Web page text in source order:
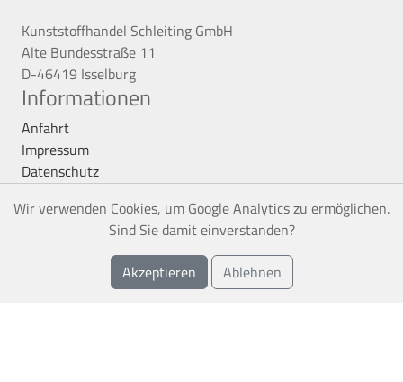
Kunststoffhandel Schleiting GmbH
Alte Bundesstraße 11
D-46419 Isselburg
Informationen
Anfahrt
Impressum
Datenschutz
Vertrag kündigen
Wir verwenden Cookies, um Google Analytics zu ermöglichen.
Sind Sie damit einverstanden?
Akzeptieren
Ablehnen